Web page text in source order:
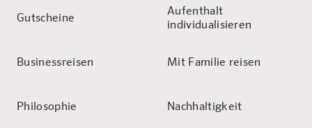
Gutscheine
Aufenthalt
individualisieren
Businessreisen Mit Familie reisen
Philosophie Nachhaltigkeit